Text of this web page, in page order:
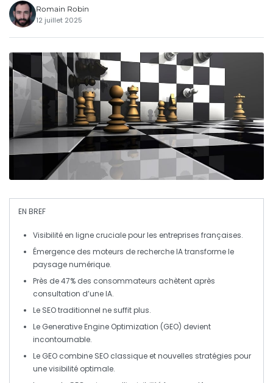
Romain Robin
12 juillet 2025
EN BREF
Visibilité en ligne cruciale pour les entreprises françaises.
Émergence des moteurs de rechercheIAtransforme le
paysage numérique.
Près de47% des consommateurs achètent après
consultation d’uneIA.
Le SEO traditionnel ne suffit plus.
Le Generative Engine Optimization (GEO) devient
incontournable.
Le GEO combine SEO classique et nouvelles stratégies pour
une visibilité optimale.